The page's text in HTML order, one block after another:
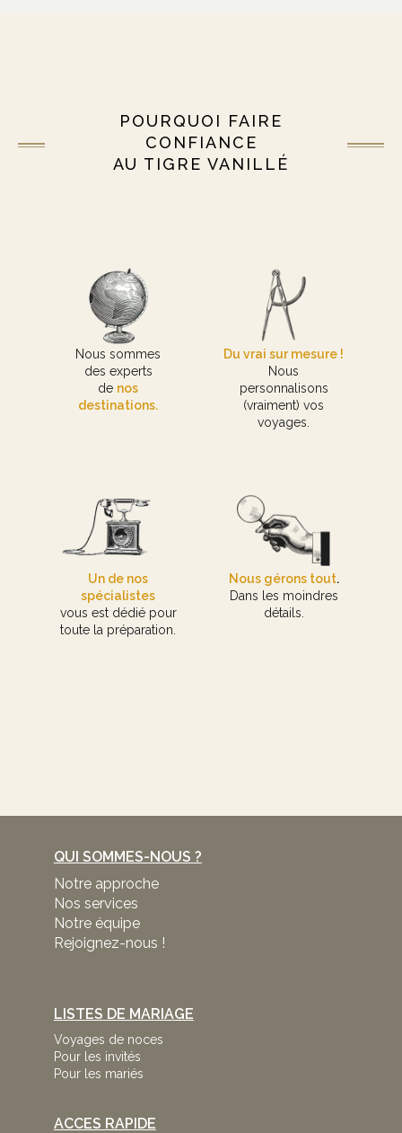
POURQUOI FAIRE
CONFIANCE
AU TIGRE VANILLÉ
Nous sommes
des experts
de nos
destinations.
Du vrai sur mesure !
Nous
personnalisons
(vraiment) vos
voyages.
Un de nos
spécialistes
vous est dédié pour
toute la préparation.
Nous gérons tout.
Dans les moindres
détails.
QUI SOMMES-NOUS ?
Notre approche
Nos services
Notre équipe
Rejoignez-nous !
LISTES DE MARIAGE
Voyages de noces
Pour les invités
Pour les mariés
ACCES RAPIDE